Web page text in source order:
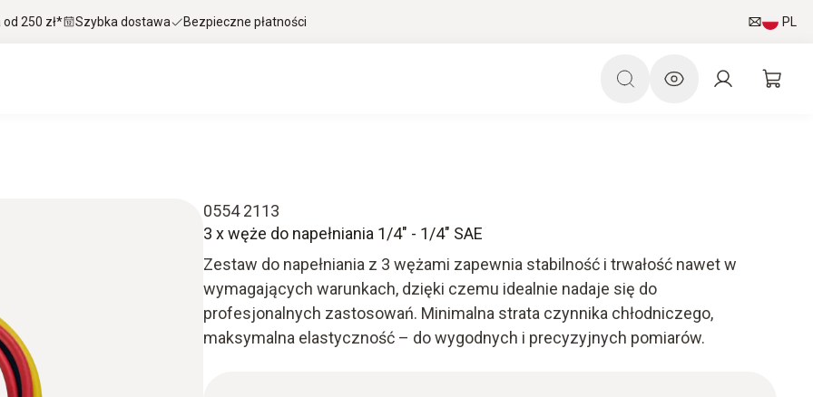
250 zł* Szybka dostawa Bezpieczne płatności PL
0554 2113
3 x węże do napełniania 1/4" - 1/4" SAE
Zestaw do napełniania z 3 wężami zapewnia stabilność i trwałość nawet w
wymagających warunkach, dzięki czemu idealnie nadaje się do
profesjonalnych zastosowań. Minimalna strata czynnika chłodniczego,
maksymalna elastyczność – do wygodnych i precyzyjnych pomiarów.